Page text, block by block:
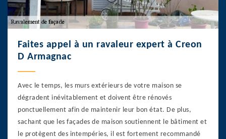
Faites appel à un ravaleur expert à Creon
D Armagnac
Avec le temps, les murs extérieurs de votre maison se
dégradent inévitablement et doivent être rénovés
ponctuellement afin de maintenir leur bon état. De plus,
sachant que les façades de maison soutiennent le bâtiment et
le protègent des intempéries, il est fortement recommandé